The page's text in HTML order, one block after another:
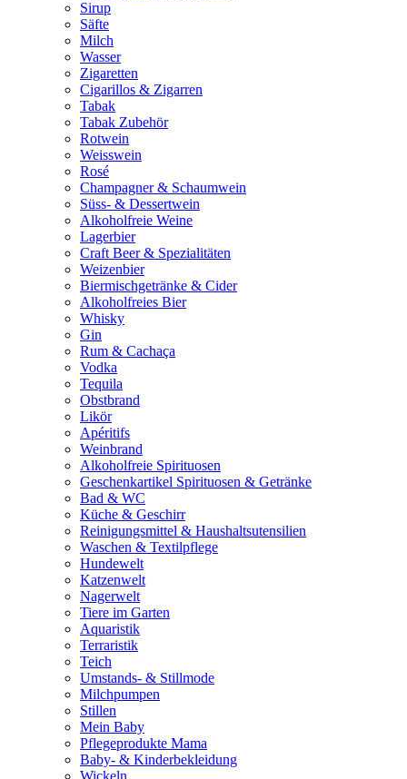
Sirup
Säfte
Milch
Wasser
Zigaretten
Cigarillos & Zigarren
Tabak
Tabak Zubehör
Rotwein
Weisswein
Rosé
Champagner & Schaumwein
Süss- & Dessertwein
Alkoholfreie Weine
Lagerbier
Craft Beer & Spezialitäten
Weizenbier
Biermischgetränke & Cider
Alkoholfreies Bier
Whisky
Gin
Rum & Cachaça
Vodka
Tequila
Obstbrand
Likör
Apéritifs
Weinbrand
Alkoholfreie Spirituosen
Geschenkartikel Spirituosen & Getränke
Bad & WC
Küche & Geschirr
Reinigungsmittel & Haushaltsutensilien
Waschen & Textilpflege
Hundewelt
Katzenwelt
Nagerwelt
Tiere im Garten
Aquaristik
Terraristik
Teich
Umstands- & Stillmode
Milchpumpen
Stillen
Mein Baby
Pflegeprodukte Mama
Baby- & Kinderbekleidung
Wickeln